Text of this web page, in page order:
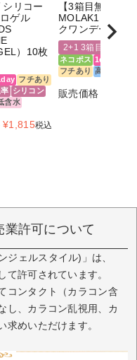
シリコー
ゲル
）10枚
フチあり
シリコン
含水
¥1,815税込
【3箱目無料】
MOLAK1DAY(モ
クワンデー)10枚
ネコポス 1day
フチあり 高含水
2+1 3箱目無料
販売価格
業許可について
ジェルスタイル)」は、
て許可されています。
コンタクト（カラコン含
し、カラコン乱視用、カ
求めいただけます。